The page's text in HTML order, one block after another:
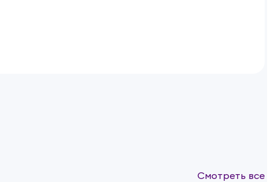
Смотреть все